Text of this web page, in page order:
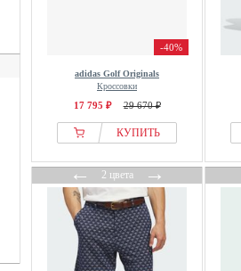
-40%
adidas Golf Originals
Кроссовки
17 795 ₽ 29 670 ₽
КУПИТЬ
←2 цвета→